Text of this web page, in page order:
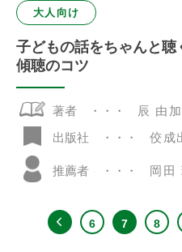
大人向け
子どもの話をちゃんと
傾聴のコツ
著者
辰 由
出版社
佼成
推薦者 岡田
6 7 8